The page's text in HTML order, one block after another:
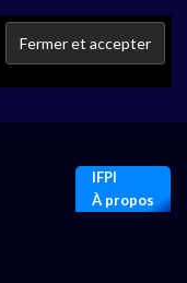
IFPI
À propos